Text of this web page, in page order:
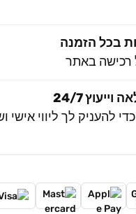
רכישה באתר
24/7
להעניק לך ליווי אישי